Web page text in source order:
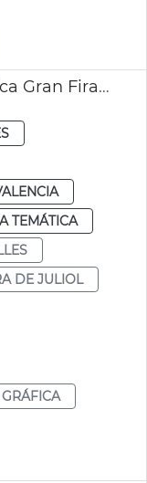
Convocatoria imagen gráfica Gran Fira de València
TEMÁTICA
DE JULIOL